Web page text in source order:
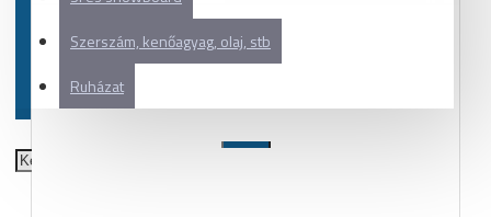
Szerszám, kenőagyag, olaj, stb
Ruházat